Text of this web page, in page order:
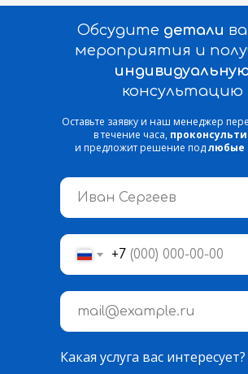
+7
Какая услуга вас интересует?
Обсудите детали
мероприятия и
консультацию
Оставьте заявку и наш менеджер
в течение часа,
и предложит решение подлюбые